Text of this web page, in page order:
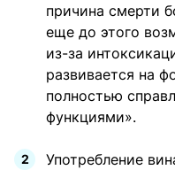
причина смерти
еще до этого
из-за
развивается на
полностью
функциями».
Употребление